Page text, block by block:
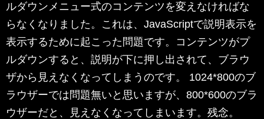
ルダウンメニュー式のコンテンツを変えなければな
らなくなりました。これは、JavaScriptで説明表示を
表示するために起こった問題です。コンテンツがプ
ルダウンすると、説明が下に押し出されて、ブラウ
ザから見えなくなってしまうのです。 1024*800のブ
ラウザーでは問題無いと思いますが、800*600のブラ
ウザーだと、見えなくなってしまいます。残念。